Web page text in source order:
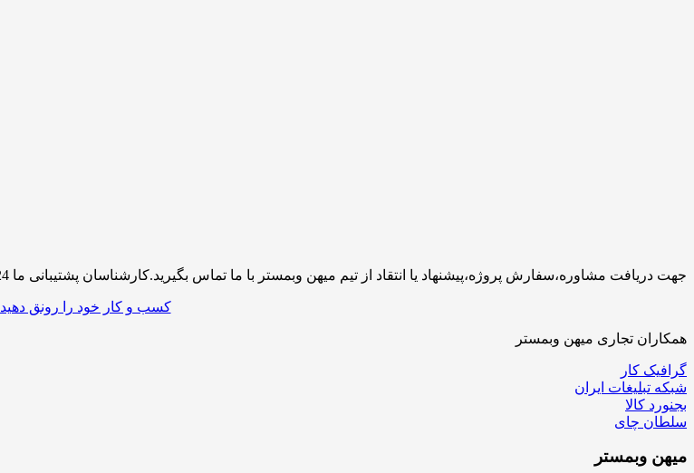
جهت دریافت مشاوره،سفارش پروژه،پیشنهاد یا انتقاد از تیم میهن وبمستر با ما تماس بگیرید.کارشناسان پشتیبانی ما 24 ساعته آماده خدمت رسانی به شما کاربران گرامی میباشند
کسب و کار خود را رونق دهید
همکاران تجاری میهن وبمستر
گرافیک کار
شبکه تبلیغات ایران
بجنورد کالا
سلطان چای
میهن وبمستر